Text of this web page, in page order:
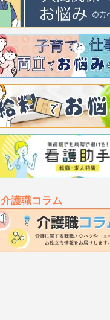
介護職コラム